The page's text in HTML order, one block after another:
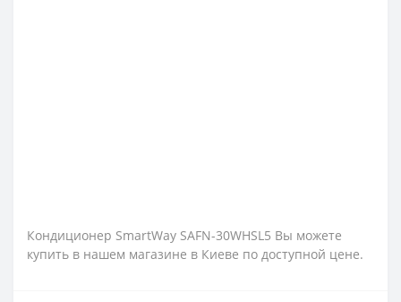
Кондиционер SmartWay SAFN-30WHSL5 Вы можете
купить в нашем магазине в Киеве по доступной цене.